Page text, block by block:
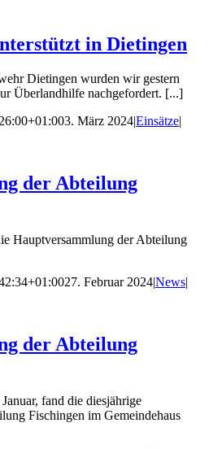
in Dietingen
Dietingen wurden wir gestern
Überlandhilfe nachgefordert. [...]
3. März 2024|Einsätze|
der Abteilung
Hauptversammlung der Abteilung
27. Februar 2024|News|
der Abteilung
fand die diesjährige
Fischingen im Gemeindehaus